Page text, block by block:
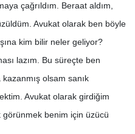
çağrıldım. Beraat aldım,
Avukat olarak ben böyle
kim bilir neler geliyor?
lazım. Bu süreçte ben
olsam sanık
Avukat olarak girdiğim
görünmek benim için üzücü